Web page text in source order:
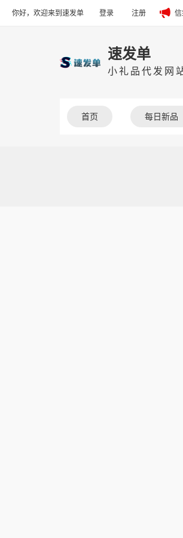
你好，欢迎来到速发单 登录 注册 信
速发单
小礼品代发网
首页 每日新品